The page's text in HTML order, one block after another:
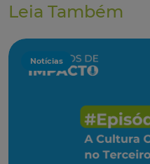
Leia Também
Notícias